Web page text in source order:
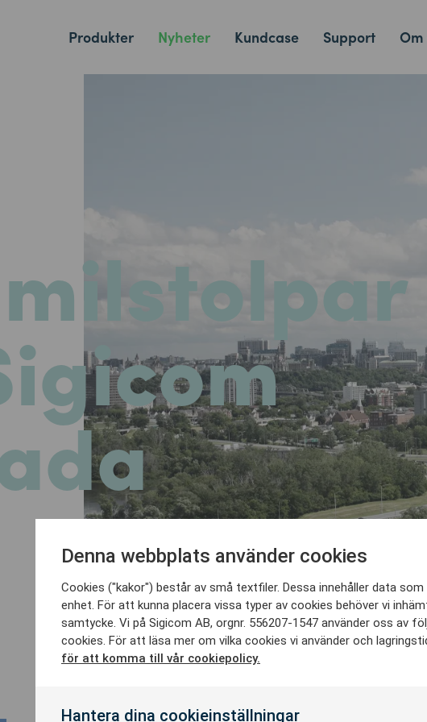
Produkter Nyheter Kundcase Support Om
Denna webbplats använder cookies
Cookies ("kakor") består av små textfiler. Dessa innehåller data som
enhet. För att kunna placera vissa typer av cookies behöver vi
samtycke. Vi på Sigicom AB, orgnr. 556207-1547 använder oss av
cookies. För att läsa mer om vilka cookies vi använder och
för att komma till vår cookiepolicy.
Hantera dina cookieinställningar